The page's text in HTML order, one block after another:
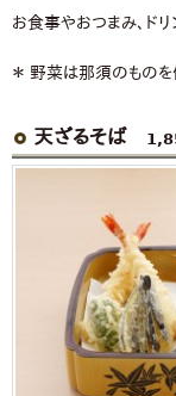
お食事やおつまみ、ドリ
＊ 野菜は那須のものを
天ざるそば